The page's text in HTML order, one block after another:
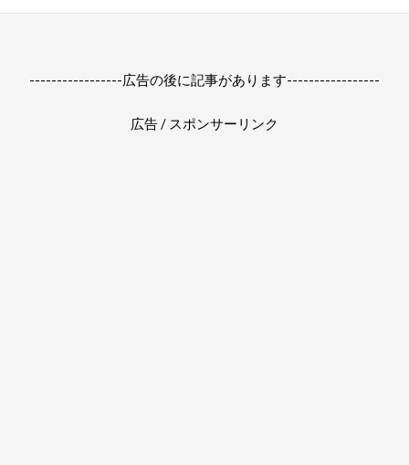
-----------------広告の後に記事があります-----------------
広告 / スポンサーリンク